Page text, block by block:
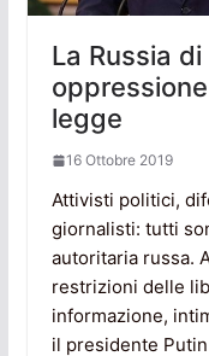
La Russia
legge
16 Ottobre 2019
Attivisti politici,
giornalisti: tutti
autoritaria russa.
restrizioni delle
informazione,
il presidente